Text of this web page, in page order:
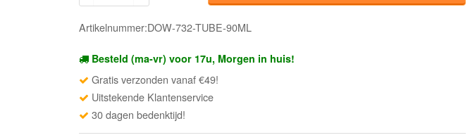
Artikelnummer:DOW-732-TUBE-90ML
Besteld (ma-vr) voor 17u, Morgen in huis!
Gratis verzonden vanaf €49!
Uitstekende Klantenservice
30 dagen bedenktijd!